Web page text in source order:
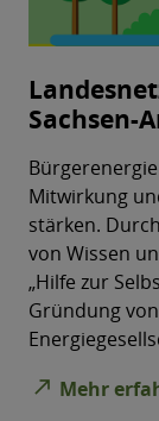
Sachsen-
Mitwirkung
stärken.
von Wissen
„Hilfe zur
Gründung
north_east Mehr